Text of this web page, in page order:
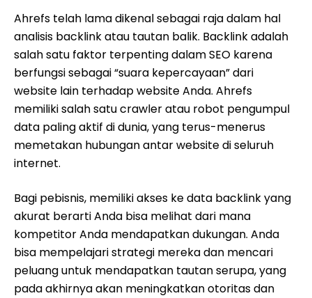
Ahrefs telah lama dikenal sebagai raja dalam hal
analisis backlink atau tautan balik. Backlink adalah
salah satu faktor terpenting dalam SEO karena
berfungsi sebagai “suara kepercayaan” dari
website lain terhadap website Anda. Ahrefs
memiliki salah satu crawler atau robot pengumpul
data paling aktif di dunia, yang terus-menerus
memetakan hubungan antar website di seluruh
internet.
Bagi pebisnis, memiliki akses ke data backlink yang
akurat berarti Anda bisa melihat dari mana
kompetitor Anda mendapatkan dukungan. Anda
bisa mempelajari strategi mereka dan mencari
peluang untuk mendapatkan tautan serupa, yang
pada akhirnya akan meningkatkan otoritas dan